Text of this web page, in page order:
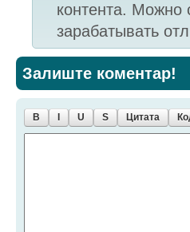
контента. Можно
зарабатывать
Залиште коментар!
B U S Цитата